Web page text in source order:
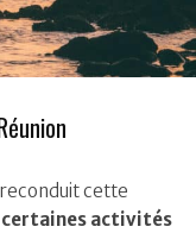
reconduit cette
activités